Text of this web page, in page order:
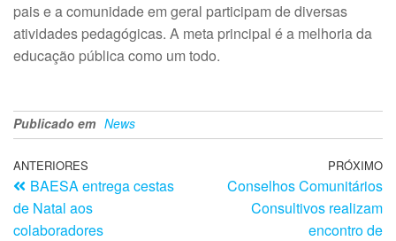
pais e a comunidade em geral participam de diversas
atividades pedagógicas. A meta principal é a melhoria da
educação pública como um todo.
Publicado em News
ANTERIORES
BAESA entrega cestas
de Natal aos
colaboradores
PRÓXIMO
Conselhos Comunitários
Consultivos realizam
encontro de